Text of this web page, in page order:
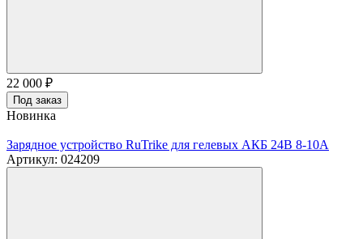
22 000 ₽
Под заказ
Новинка
Зарядное устройство RuTrike для гелевых АКБ 24В 8-10А
Артикул: 024209